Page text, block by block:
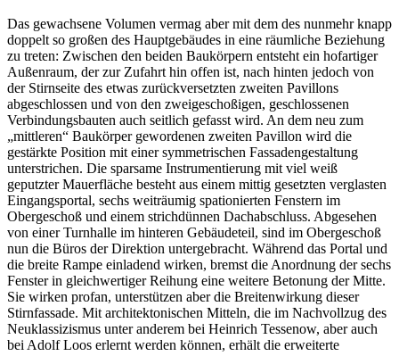
Das gewachsene Volumen vermag aber mit dem des nunmehr knapp
doppelt so großen des Hauptgebäudes in eine räumliche Beziehung
zu treten: Zwischen den beiden Baukörpern entsteht ein hofartiger
Außenraum, der zur Zufahrt hin offen ist, nach hinten jedoch von
der Stirnseite des etwas zurückversetzten zweiten Pavillons
abgeschlossen und von den zweigeschoßigen, geschlossenen
Verbindungsbauten auch seitlich gefasst wird. An dem neu zum
„mittleren“ Baukörper gewordenen zweiten Pavillon wird die
gestärkte Position mit einer symmetrischen Fassadengestaltung
unterstrichen. Die sparsame Instrumentierung mit viel weiß
geputzter Mauerfläche besteht aus einem mittig gesetzten verglasten
Eingangsportal, sechs weiträumig spationierten Fenstern im
Obergeschoß und einem strichdünnen Dachabschluss. Abgesehen
von einer Turnhalle im hinteren Gebäudeteil, sind im Obergeschoß
nun die Büros der Direktion untergebracht. Während das Portal und
die breite Rampe einladend wirken, bremst die Anordnung der sechs
Fenster in gleichwertiger Reihung eine weitere Betonung der Mitte.
Sie wirken profan, unterstützen aber die Breitenwirkung dieser
Stirnfassade. Mit architektonischen Mitteln, die im Nachvollzug des
Neuklassizismus unter anderem bei Heinrich Tessenow, aber auch
bei Adolf Loos erlernt werden können, erhält die erweiterte